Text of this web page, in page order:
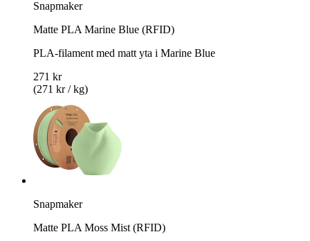
Snapmaker
Matte PLA Marine Blue (RFID)
PLA-filament med matt yta i Marine Blue
271 kr
(271 kr / kg)
Snapmaker
Matte PLA Moss Mist (RFID)